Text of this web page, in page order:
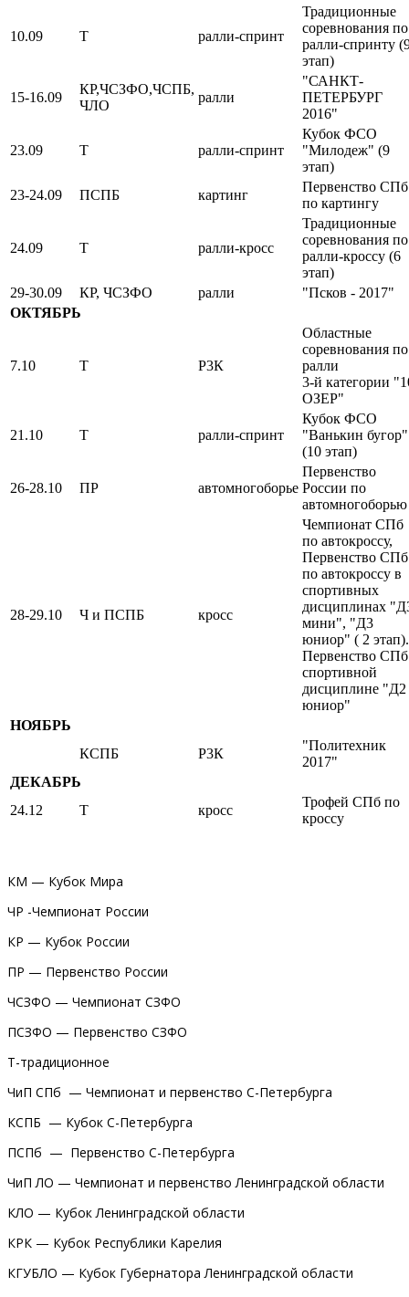
10.09 Т ралли-спринт
Традиционные
соревнования по
ралли-спринту
этап)
15-16.09
КР,ЧСЗФО,ЧСПБ,
ЧЛО
ралли
"САНКТ-
ПЕТЕРБУРГ
2016"
23.09 Т ралли-спринт
Кубок ФСО
"Милодеж" (9
этап)
23-24.09
ПСПБ картинг
Первенство СПб
по картингу
24.09 Т ралли-кросс
Традиционные
соревнования по
ралли-кроссу (6
этап)
29-30.09
КР, ЧСЗФО ралли
"Псков - 2017"
ОКТЯБРЬ
7.10 Т Р3К
Областные
соревнования по
ралли
3-й категории
ОЗЕР"
21.10 Т ралли-спринт
Кубок ФСО
"Ванькин бугор"
(10 этап)
26-28.10 ПР автомногоборье
Первенство
России по
автомногоборью
28-29.10 Ч и ПСПБ кросс
Чемпионат СПб
по автокроссу,
Первенство СПб
по автокроссу в
спортивных
дисциплинах
мини", "Д3
юниор" ( 2 этап).
Первенство
спортивной
дисциплине "Д2
юниор"
НОЯБРЬ
КСПБ
Р3К
"Политехник
2017"
ДЕКАБРЬ
24.12
Т кросс
Трофей СПб по
кроссу
КМ — Кубок Мира
ЧР -Чемпионат России
КР — Кубок России
ПР — Первенство России
ЧСЗФО — Чемпионат СЗФО
ПСЗФО — Первенство СЗФО
Т-традиционное
ЧиП СПб — Чемпионат и первенство С-Петербурга
КСПБ — Кубок С-Петербурга
ПСПб — Первенство С-Петербурга
ЧиП ЛО — Чемпионат и первенство Ленинградской области
КЛО — Кубок Ленинградской области
КРК — Кубок Республики Карелия
КГУБЛО — Кубок Губернатора Ленинградской области